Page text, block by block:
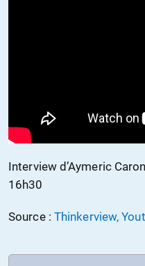
Interview d’Aymeric
16h30
Source : Thinkerview,